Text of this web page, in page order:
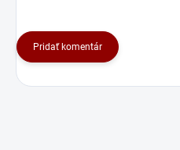
Pridať komentár